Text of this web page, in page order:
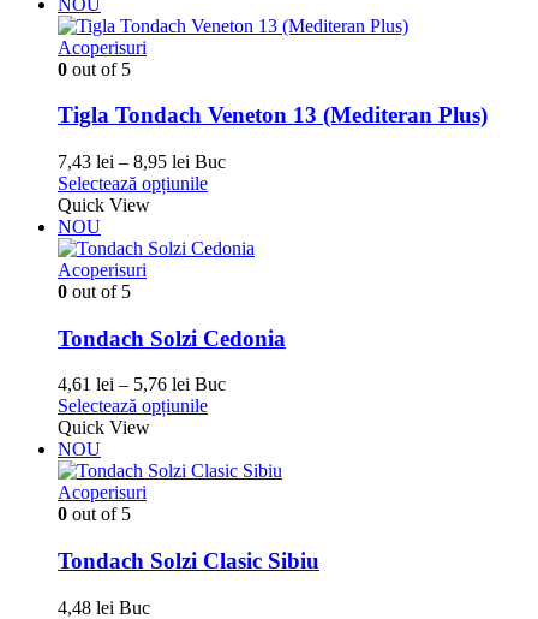
până
mai
pot
alese
pagina
Acoperisuri
0 out of 5
Tigla Tondach Veneton 13 (Mediteran Plus)
7,43 lei – 8,95 lei Interval
de
până
Buc
Selectează opțiunileAcest
mai
pot
fi
alese
pagina
Quick View
NOU
Acoperisuri
0 out of 5
Tondach Solzi Cedonia
4,61 lei – 5,76 lei Interval
de
până
Buc
Selectează opțiunileAcest
mai
pot
fi
Quick View
NOU
Acoperisuri
0 out of 5
Tondach Solzi Clasic Sibiu
4,48 lei Buc